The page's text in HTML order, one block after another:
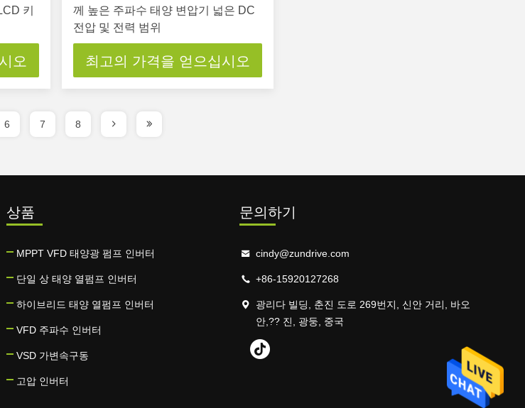
키
오
께 높은 주파수 태양 변압기 넓은 DC
전압 및 전력 범위
최고의 가격을 얻으십시오
6 7 8
상품
MPPT VFD 태양광 펌프 인버터
단일 상 태양 열펌프 인버터
하이브리드 태양 열펌프 인버터
VFD 주파수 인버터
VSD 가변속구동
고압 인버터
문의하기
cindy@zundrive.com
+86-15920127268
광리다 빌딩, 춘진 도로 269번지, 신안 거리, 바오
안,?? 진, 광둥, 중국